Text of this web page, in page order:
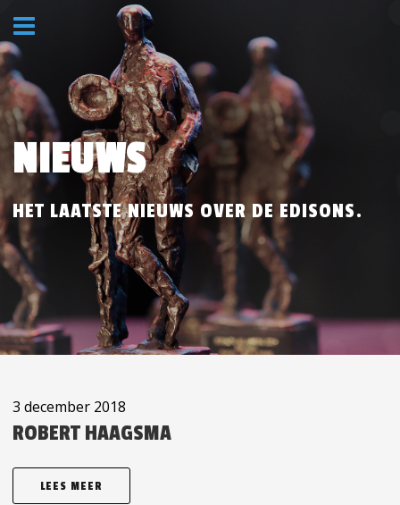
NIEUWS
HET LAATSTE NIEUWS OVER DE EDISONS.
3 december 2018
ROBERT HAAGSMA
LEES MEER